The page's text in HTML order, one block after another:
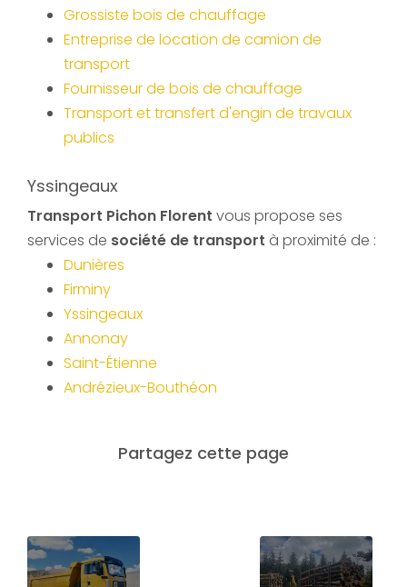
Grossiste bois de chauffage
Entreprise de location de camion de
transport
Fournisseur de bois de chauffage
Transport et transfert d'engin de travaux
publics
Yssingeaux
Transport Pichon Florent vous propose ses
services de société de transport à proximité de :
Dunières
Firminy
Yssingeaux
Annonay
Saint-Étienne
Andrézieux-Bouthéon